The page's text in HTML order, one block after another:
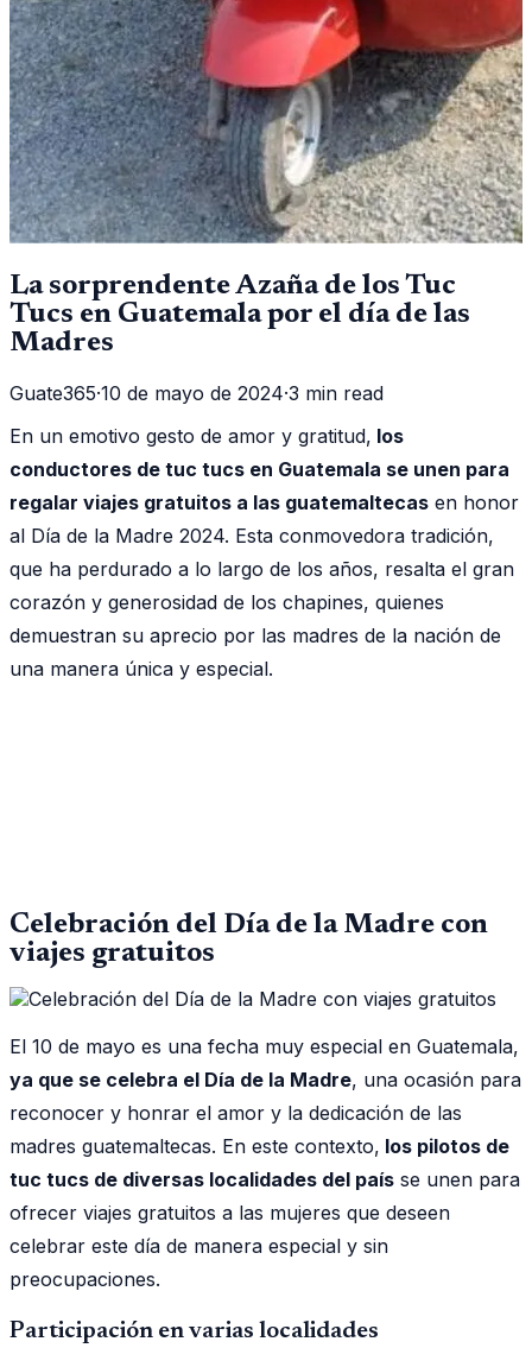
La sorprendente Azaña de los Tuc
Tucs en Guatemala por el día de las
Madres
Guate365·10 de mayo de 2024·3 min read
En un emotivo gesto de amor y gratitud, los
conductores de tuc tucs en Guatemala se unen para
regalar viajes gratuitos a las guatemaltecas en honor
al Día de la Madre 2024. Esta conmovedora tradición,
que ha perdurado a lo largo de los años, resalta el gran
corazón y generosidad de los chapines, quienes
demuestran su aprecio por las madres de la nación de
una manera única y especial.
Celebración del Día de la Madre con
viajes gratuitos
El 10 de mayo es una fecha muy especial en Guatemala,
ya que se celebra el Día de la Madre, una ocasión para
reconocer y honrar el amor y la dedicación de las
madres guatemaltecas. En este contexto, los pilotos de
tuc tucs de diversas localidades del país se unen para
ofrecer viajes gratuitos a las mujeres que deseen
celebrar este día de manera especial y sin
preocupaciones.
Participación en varias localidades